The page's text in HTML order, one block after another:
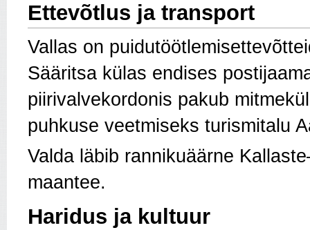
Ettevõtlus ja transport
Vallas on
Sääritsa külas endises
piirivalvekordonis pakub
puhkuse veetmiseks turismitalu
Valda läbib rannikuäärne
maantee.
Haridus ja kultuur